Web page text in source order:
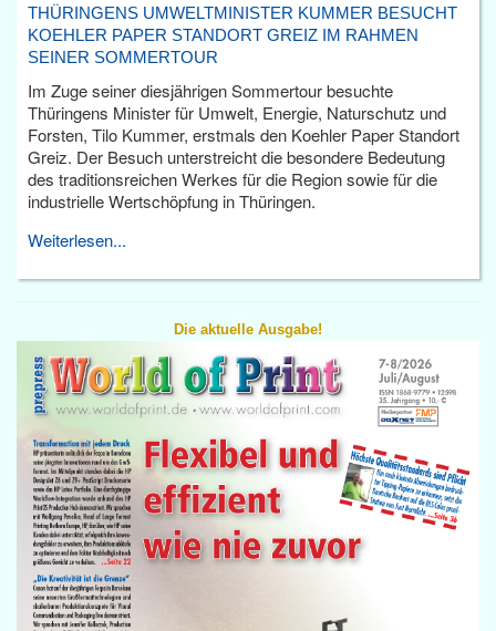
THÜRINGENS UMWELTMINISTER KUMMER BESUCHT
KOEHLER PAPER STANDORT GREIZ IM RAHMEN
SEINER SOMMERTOUR
Im Zuge seiner diesjährigen Sommertour besuchte
Thüringens Minister für Umwelt, Energie, Naturschutz und
Forsten, Tilo Kummer, erstmals den Koehler Paper Standort
Greiz. Der Besuch unterstreicht die besondere Bedeutung
des traditionsreichen Werkes für die Region sowie für die
industrielle Wertschöpfung in Thüringen.
Weiterlesen...
Die aktuelle Ausgabe!